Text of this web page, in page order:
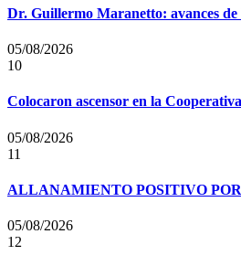
Dr. Guillermo Maranetto: avances
05/08/2026
10
Colocaron ascensor en la Cooperativa
05/08/2026
11
ALLANAMIENTO POSITIVO
05/08/2026
12